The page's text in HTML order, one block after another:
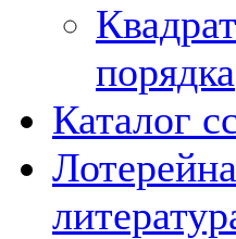
порядка
Каталог